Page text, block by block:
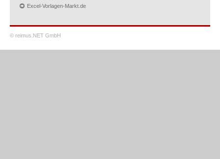
Excel-Vorlagen-Markt.de
© reimus.NET GmbH